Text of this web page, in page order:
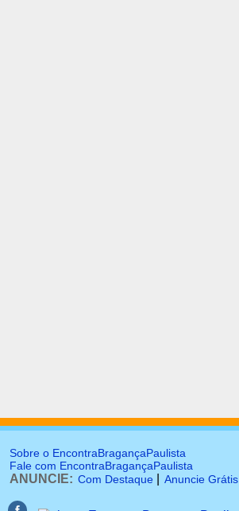
Sobre o EncontraBragançaPaulista
Fale com EncontraBragançaPaulista
ANUNCIE: Com Destaque Anuncie Grátis